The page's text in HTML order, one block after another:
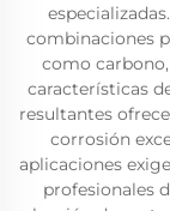
combinaciones
como
características
resultantes
corrosión
aplicaciones
profesionales